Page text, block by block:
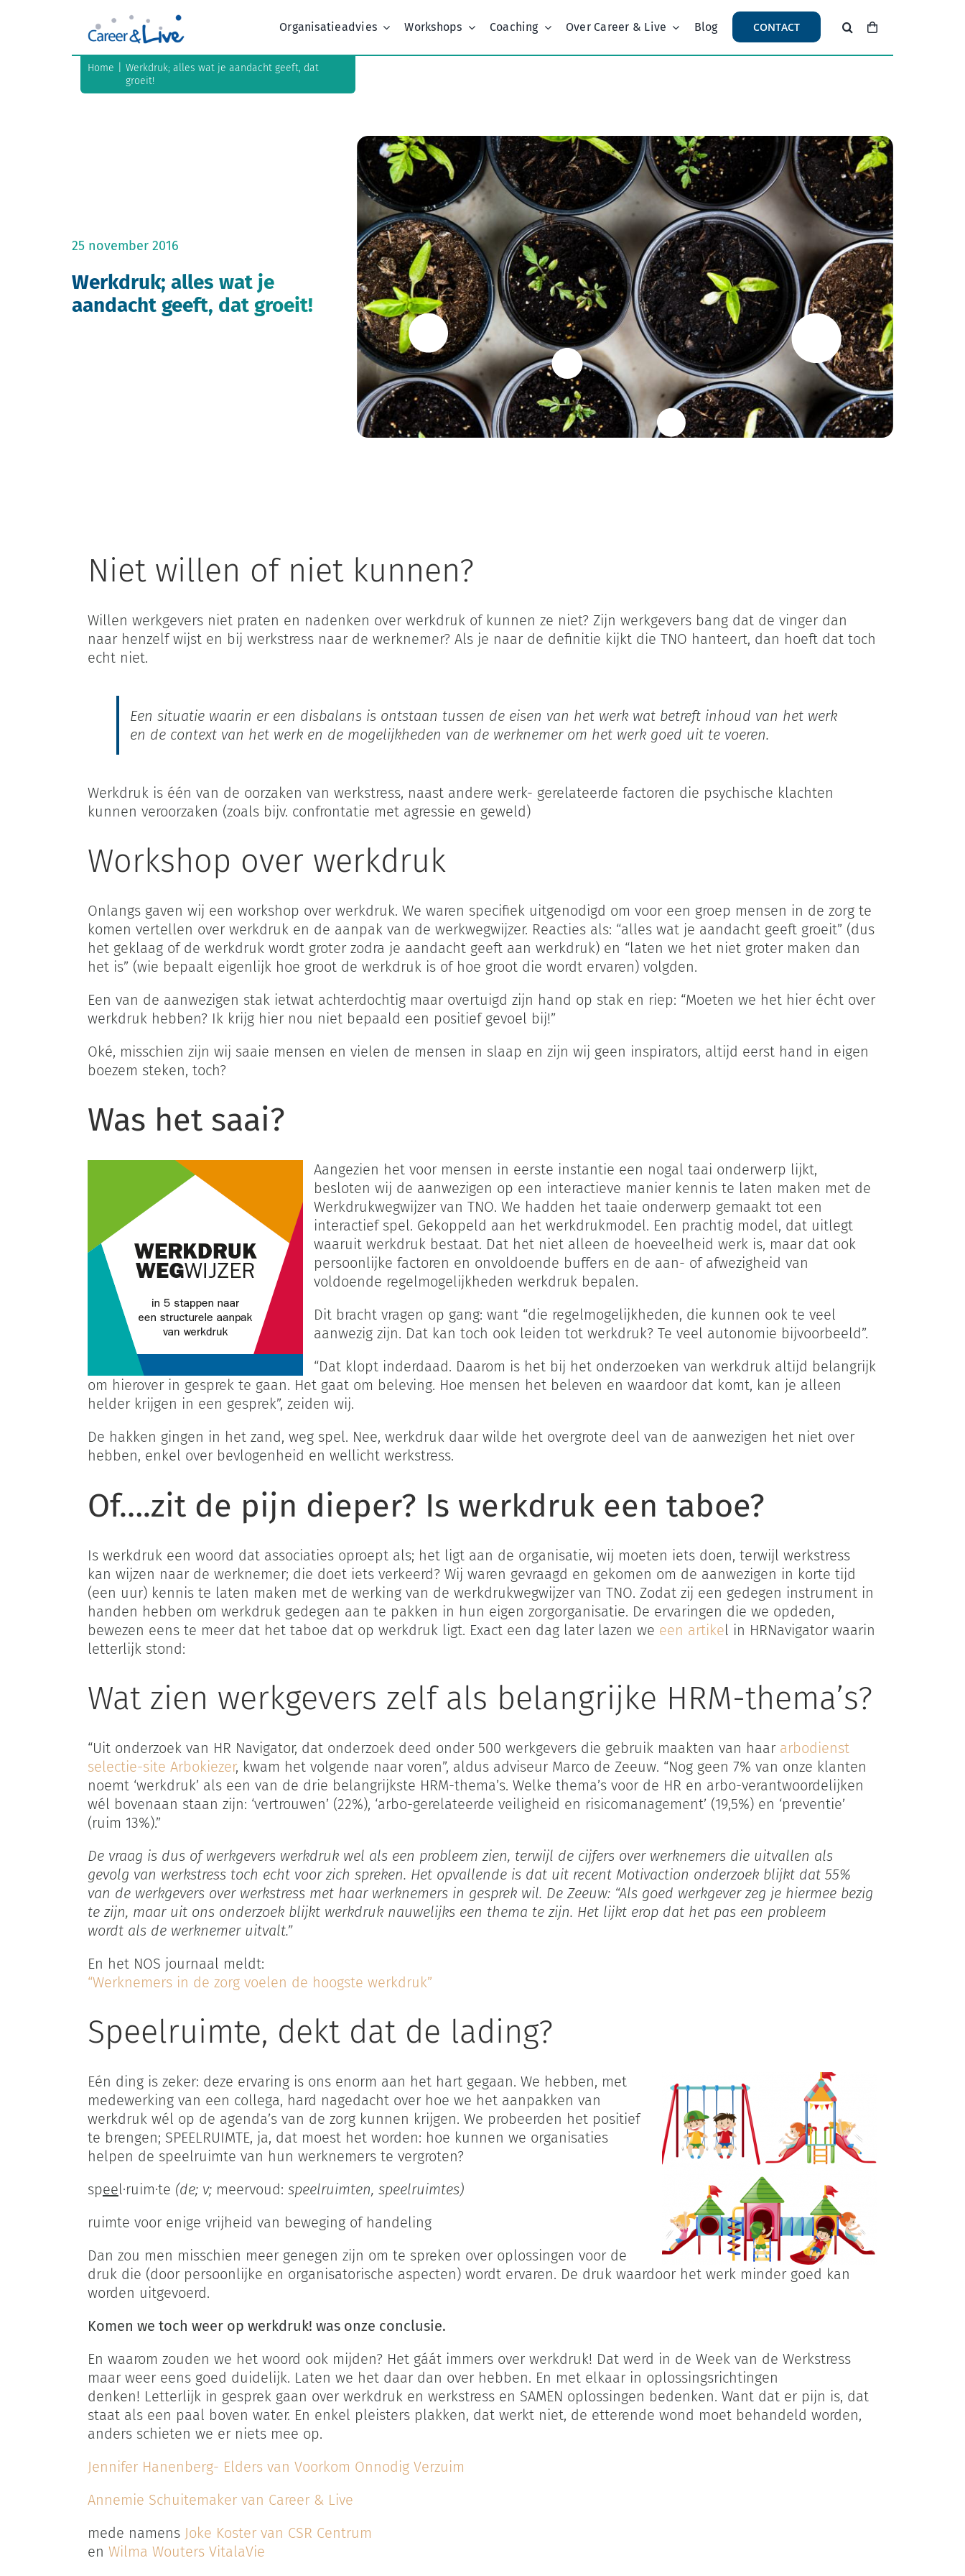
Organisatieadvies Workshops Coaching Over Career & Live Blog CONTACT
Home
Werkdruk; alles wat je aandacht geeft, dat
groeit!
25 november 2016
Werkdruk; alles wat je
aandacht geeft, dat groeit!
Niet willen of niet kunnen?
Willen werkgevers niet praten en nadenken over werkdruk of kunnen ze niet? Zijn werkgevers bang dat de vinger dan
naar henzelf wijst en bij werkstress naar de werknemer? Als je naar de definitie kijkt die TNO hanteert, dan hoeft dat toch
echt niet.
Een situatie waarin er een disbalans is ontstaan tussen de eisen van het werk wat betreft inhoud van het werk
en de context van het werk en de mogelijkheden van de werknemer om het werk goed uit te voeren.
Werkdruk is één van de oorzaken van werkstress, naast andere werk- gerelateerde factoren die psychische klachten
kunnen veroorzaken (zoals bijv. confrontatie met agressie en geweld)
Workshop over werkdruk
Onlangs gaven wij een workshop over werkdruk. We waren specifiek uitgenodigd om voor een groep mensen in de zorg te
komen vertellen over werkdruk en de aanpak van de werkwegwijzer. Reacties als: “alles wat je aandacht geeft groeit” (dus
het geklaag of de werkdruk wordt groter zodra je aandacht geeft aan werkdruk) en “laten we het niet groter maken dan
het is” (wie bepaalt eigenlijk hoe groot de werkdruk is of hoe groot die wordt ervaren) volgden.
Een van de aanwezigen stak ietwat achterdochtig maar overtuigd zijn hand op stak en riep: “Moeten we het hier écht over
werkdruk hebben? Ik krijg hier nou niet bepaald een positief gevoel bij!”
Oké, misschien zijn wij saaie mensen en vielen de mensen in slaap en zijn wij geen inspirators, altijd eerst hand in eigen
boezem steken, toch?
Was het saai?
Aangezien het voor mensen in eerste instantie een nogal taai onderwerp lijkt,
besloten wij de aanwezigen op een interactieve manier kennis te laten maken met de
Werkdrukwegwijzer van TNO. We hadden het taaie onderwerp gemaakt tot een
interactief spel. Gekoppeld aan het werkdrukmodel. Een prachtig model, dat uitlegt
waaruit werkdruk bestaat. Dat het niet alleen de hoeveelheid werk is, maar dat ook
persoonlijke factoren en onvoldoende buffers en de aan- of afwezigheid van
voldoende regelmogelijkheden werkdruk bepalen.
Dit bracht vragen op gang: want “die regelmogelijkheden, die kunnen ook te veel
aanwezig zijn. Dat kan toch ook leiden tot werkdruk? Te veel autonomie bijvoorbeeld”.
“Dat klopt inderdaad. Daarom is het bij het onderzoeken van werkdruk altijd belangrijk
om hierover in gesprek te gaan. Het gaat om beleving. Hoe mensen het beleven en waardoor dat komt, kan je alleen
helder krijgen in een gesprek”, zeiden wij.
De hakken gingen in het zand, weg spel. Nee, werkdruk daar wilde het overgrote deel van de aanwezigen het niet over
hebben, enkel over bevlogenheid en wellicht werkstress.
Of….zit de pijn dieper? Is werkdruk een taboe?
Is werkdruk een woord dat associaties oproept als; het ligt aan de organisatie, wij moeten iets doen, terwijl werkstress
kan wijzen naar de werknemer; die doet iets verkeerd? Wij waren gevraagd en gekomen om de aanwezigen in korte tijd
(een uur) kennis te laten maken met de werking van de werkdrukwegwijzer van TNO. Zodat zij een gedegen instrument in
handen hebben om werkdruk gedegen aan te pakken in hun eigen zorgorganisatie. De ervaringen die we opdeden,
bewezen eens te meer dat het taboe dat op werkdruk ligt. Exact een dag later lazen we een artikel in HRNavigator waarin
letterlijk stond:
Wat zien werkgevers zelf als belangrijke HRM-thema’s?
“Uit onderzoek van HR Navigator, dat onderzoek deed onder 500 werkgevers die gebruik maakten van haar arbodienst
selectie-site Arbokiezer, kwam het volgende naar voren”, aldus adviseur Marco de Zeeuw. “Nog geen 7% van onze klanten
noemt ‘werkdruk’ als een van de drie belangrijkste HRM-thema’s. Welke thema’s voor de HR en arbo-verantwoordelijken
wél bovenaan staan zijn: ‘vertrouwen’ (22%), ‘arbo-gerelateerde veiligheid en risicomanagement’ (19,5%) en ‘preventie’
(ruim 13%).”
De vraag is dus of werkgevers werkdruk wel als een probleem zien, terwijl de cijfers over werknemers die uitvallen als
gevolg van werkstress toch echt voor zich spreken. Het opvallende is dat uit recent Motivaction onderzoek blijkt dat 55%
van de werkgevers over werkstress met haar werknemers in gesprek wil. De Zeeuw: “Als goed werkgever zeg je hiermee bezig
te zijn, maar uit ons onderzoek blijkt werkdruk nauwelijks een thema te zijn. Het lijkt erop dat het pas een probleem
wordt als de werknemer uitvalt.”
En het NOS journaal meldt:
“Werknemers in de zorg voelen de hoogste werkdruk”
Speelruimte, dekt dat de lading?
Eén ding is zeker: deze ervaring is ons enorm aan het hart gegaan. We hebben, met
medewerking van een collega, hard nagedacht over hoe we het aanpakken van
werkdruk wél op de agenda’s van de zorg kunnen krijgen. We probeerden het positief
te brengen; SPEELRUIMTE, ja, dat moest het worden: hoe kunnen we organisaties
helpen de speelruimte van hun werknemers te vergroten?
speel·ruim·te (de; v; meervoud: speelruimten, speelruimtes)
ruimte voor enige vrijheid van beweging of handeling
Dan zou men misschien meer genegen zijn om te spreken over oplossingen voor de
druk die (door persoonlijke en organisatorische aspecten) wordt ervaren. De druk waardoor het werk minder goed kan
worden uitgevoerd.
Komen we toch weer op werkdruk! was onze conclusie.
En waarom zouden we het woord ook mijden? Het gáát immers over werkdruk! Dat werd in de Week van de Werkstress
maar weer eens goed duidelijk. Laten we het daar dan over hebben. En met elkaar in oplossingsrichtingen
denken! Letterlijk in gesprek gaan over werkdruk en werkstress en SAMEN oplossingen bedenken. Want dat er pijn is, dat
staat als een paal boven water. En enkel pleisters plakken, dat werkt niet, de etterende wond moet behandeld worden,
anders schieten we er niets mee op.
Jennifer Hanenberg- Elders van Voorkom Onnodig Verzuim
Annemie Schuitemaker van Career & Live
mede namens Joke Koster van CSR Centrum
en Wilma Wouters VitalaVie